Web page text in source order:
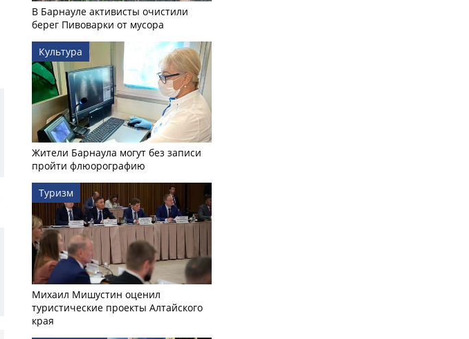
В Барнауле активисты очистили
берег Пивоварки от мусора
Культура
Жители Барнаула могут без записи
пройти флюорографию
Туризм
Михаил Мишустин оценил
туристические проекты Алтайского
края